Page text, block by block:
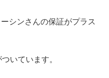
シンさんの保証がプラス
ついています。